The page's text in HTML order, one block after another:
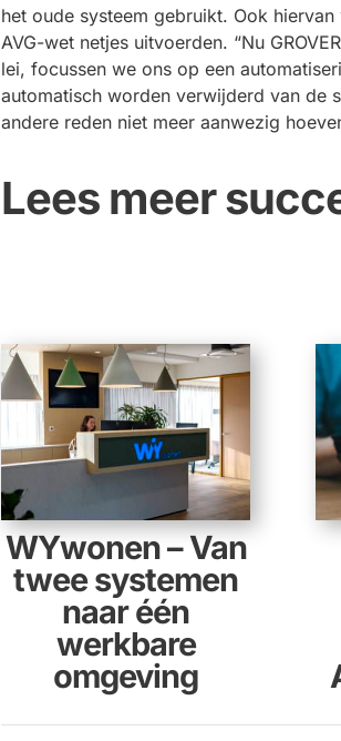
het oude systeem gebruikt. Ook
AVG-wet netjes uitvoerden. “Nu
lei, focussen we ons op een
automatisch worden verwijderd van de
andere reden niet meer aanwezig
Lees meer
WYwonen – Van
twee systemen
naar één
werkbare
omgeving